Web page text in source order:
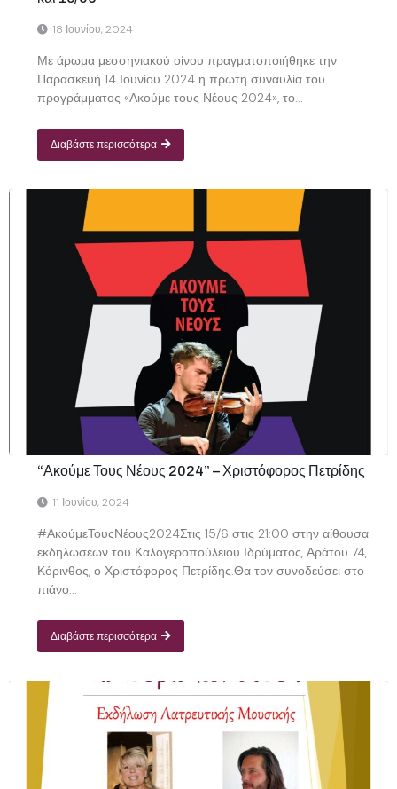
18 Ιουνίου, 2024
Με άρωμα μεσσηνιακού οίνου πραγματοποιήθηκε την
Παρασκευή 14 Ιουνίου 2024 η πρώτη συναυλία του
προγράμματος «Ακούμε τους Νέους 2024», το...
Διαβάστε περισσότερα
“Ακούμε Τους Νέους 2024” – Χριστόφορος Πετρίδης
11 Ιουνίου, 2024
#ΑκούμεΤουςΝέους2024Στις 15/6 στις 21:00 στην αίθουσα
εκδηλώσεων του Καλογεροπούλειου Ιδρύματος, Αράτου 74,
Κόρινθος, ο Χριστόφορος Πετρίδης.Θα τον συνοδεύσει στο
πιάνο...
Διαβάστε περισσότερα